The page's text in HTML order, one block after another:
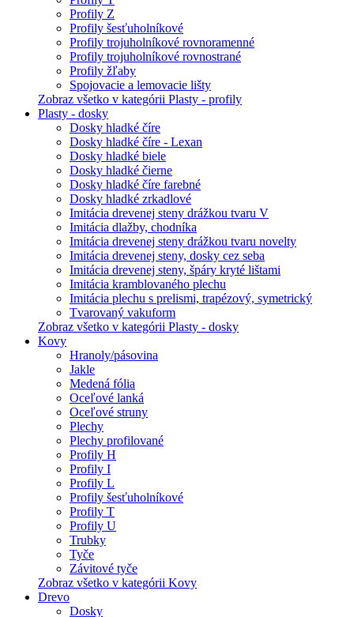
Profily Z
Profily šesťuholníkové
Profily trojuholníkové rovnoramenné
Profily trojuholníkové rovnostrané
Profily žľaby
Spojovacie a lemovacie lišty
Zobraz všetko v kategórii Plasty - profily
Plasty - dosky
Dosky hladké číre
Dosky hladké číre - Lexan
Dosky hladké biele
Dosky hladké čierne
Dosky hladké číre farebné
Dosky hladké zrkadlové
Imitácia drevenej steny drážkou tvaru V
Imitácia dlažby, chodníka
Imitácia drevenej steny drážkou tvaru novelty
Imitácia drevenej steny, dosky cez seba
Imitácia drevenej steny, špáry kryté lištami
Imitácia kramblovaného plechu
Imitácia plechu s prelismi, trapézový, symetrický
Tvarovaný vakuform
Zobraz všetko v kategórii Plasty - dosky
Kovy
Hranoly/pásovina
Jakle
Medená fólia
Oceľové lanká
Oceľové struny
Plechy
Plechy profilované
Profily H
Profily I
Profily L
Profily šesťuholníkové
Profily T
Profily U
Trubky
Tyče
Závitové tyče
Zobraz všetko v kategórii Kovy
Drevo
Dosky